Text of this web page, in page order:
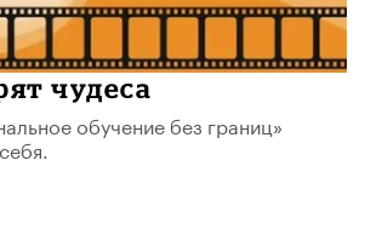
чудеса
обучение без границ»